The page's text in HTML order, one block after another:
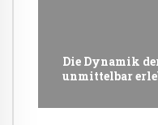
Die Dynamik
unmittelbar